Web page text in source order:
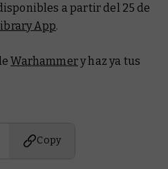
a partir del 25 de
App.
Warhammery haz ya tus
Copy